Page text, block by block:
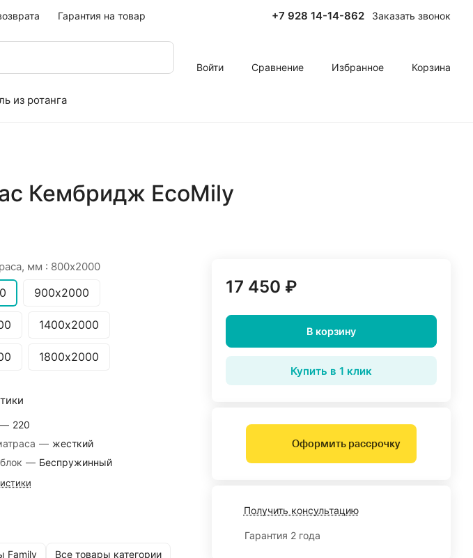
Гарантия на товар +7 928 14-14-862 Заказать звонок
Войти Сравнение Избранное Корзина
из ротанга
Кембридж EcoMily
мм : 800х2000
900х2000
1400х2000
1800х2000
— 220
— жесткий
— Беспружинный
Family Все товары категории
17 450 ₽
В корзину
Купить в 1 клик
Оформить рассрочку
Получить консультацию
Гарантия 2 года